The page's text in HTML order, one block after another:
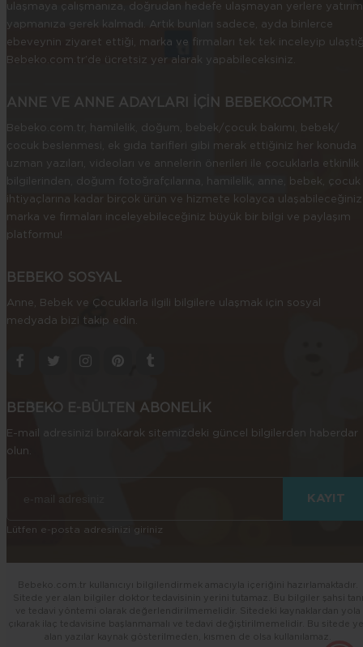
sahiptir. Bebeğinizin yaşını göz önünde bulundurarak çeşitli
sebzelerden veya baklagillerden çorbalar hazırlayabilirsiniz.
Bebeğiniz için hazırlayacağınız çorbalara baharat veya çok fazla
tuz eklememeyi göz önünde bulundurmanız, bebeğinizin sağlığı
Ek gıda döneminin başlarında yeni lezzetler keşfetmeye başlayan
bebeğiniz için yoğurt çorbası, ayran aşı çorbası gibi sütlü çorba
önce bebeğinizin laktoz alerjisi bulunmadığından emin olmalısınız.
Bu konuda doktorunuzdan yardım alabilirsiniz.
Ek gıda sürecinin ilerleyen dönemlerinde ise bebeğiniz için ıspanak,
domates, bezelye, lahana, balkabağı gibi sebzelerden çeşitli
çorbalar hazırlayabilirsiniz. Sebze çorbaları, çocuğunuzun farklı
çorba tarifleri ile bebeğinizin sindirim ve bağışıklık sisteminin
Minik bebeğiniz yeni lezzetler keşfetmekten hoşlanıyorsa onun için
yararlı olacaktır. Bulgur çorbası, tarhana çorbası, mercimek çorbası
onun için besleyici ve lezzetli alternatifler olacaktır. Ek gıda
tarifleri arıyorsanız, kategorimizde bulunan çorba tariflerini
ulaşmaya çalışmanıza, doğrudan hedefe ulaşmayan yerlere yatırım
yapmanıza gerek kalmadı. Artık bunları sadece, ayda binlerce
ebeveynin ziyaret ettiği, marka ve firmaları tek tek inceleyip
Bebeko.com.tr’de ücretsiz yer alarak yapabileceksiniz.
ANNE VE ANNE ADAYLARI İÇİN BEBEKO.COM.TR
Bebeko.com.tr, hamilelik, doğum, bebek/çocuk bakımı, bebek/
çocuk beslenmesi, ek gıda tarifleri gibi merak ettiğiniz her konuda
uzman yazıları, videoları ve annelerin önerileri ile çocuklarla etkinlik
bilgilerinden, doğum fotoğrafçılarına, hamilelik, anne, bebek, çocuk
ihtiyaçlarına kadar birçok ürün ve hizmete kolayca ulaşabileceğiniz
marka ve firmaları inceleyebileceğiniz büyük bir bilgi ve paylaşım
platformu!
BEBEKO SOSYAL
Anne, Bebek ve Çocuklarla ilgili bilgilere ulaşmak için sosyal
medyada bizi takip edin.
BEBEKO E-BÜLTEN ABONELİK
E-mail adresinizi bırakarak sitemizdeki güncel bilgilerden haberdar
olun.
Lütfen e-posta adresinizi giriniz
Bebeko.com.tr kullanıcıyı bilgilendirmek amacıyla içeriğini hazırlamaktadır.
Sitede yer alan bilgiler doktor tedavisinin yerini tutamaz. Bu bilgiler şahsi tanı
ve tedavi yöntemi olarak değerlendirilmemelidir. Sitedeki kaynaklardan yola
çıkarak ilaç tedavisine başlanmamalı ve tedavi değiştirilmemelidir. Bu sitede
alan yazılar kaynak gösterilmeden, kısmen de olsa kullanılamaz.